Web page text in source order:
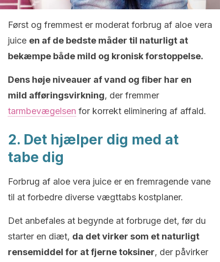
Først og fremmest er moderat forbrug af aloe vera
juice en af de bedste måder til naturligt at
bekæmpe både mild og kronisk forstoppelse.
Dens høje niveauer af vand og fiber har en
mild afføringsvirkning, der fremmer
tarmbevægelsen for korrekt eliminering af affald.
2. Det hjælper dig med at
tabe dig
Forbrug af aloe vera juice er en fremragende vane
til at forbedre diverse vægttabs kostplaner.
Det anbefales at begynde at forbruge det, før du
starter en diæt, da det virker som et naturligt
rensemiddel for at fjerne toksiner, der påvirker